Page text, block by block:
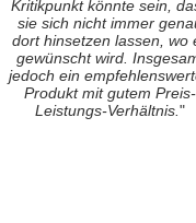
Kritikpunkt könnte sein,
sie sich nicht immer
dort hinsetzen lassen, wo
gewünscht wird.
jedoch ein
Produkt mit gutem Preis-
Leistungs-Verhältnis."